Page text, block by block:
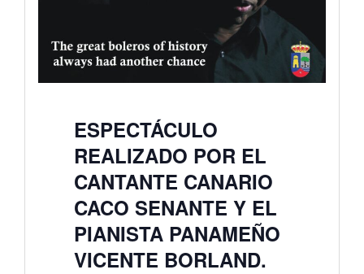
ESPECTÁCULO
REALIZADO POR EL
CANTANTE CANARIO
CACO SENANTE Y EL
PIANISTA PANAMEÑO
VICENTE BORLAND.